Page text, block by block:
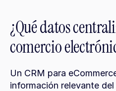
¿Qué datos
comercio
Un CRM para
información relevante